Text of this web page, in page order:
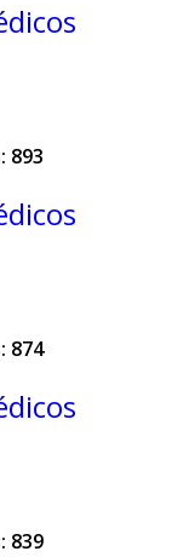
893
874
839